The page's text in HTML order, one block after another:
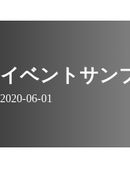
イベントサン
2020-06-01